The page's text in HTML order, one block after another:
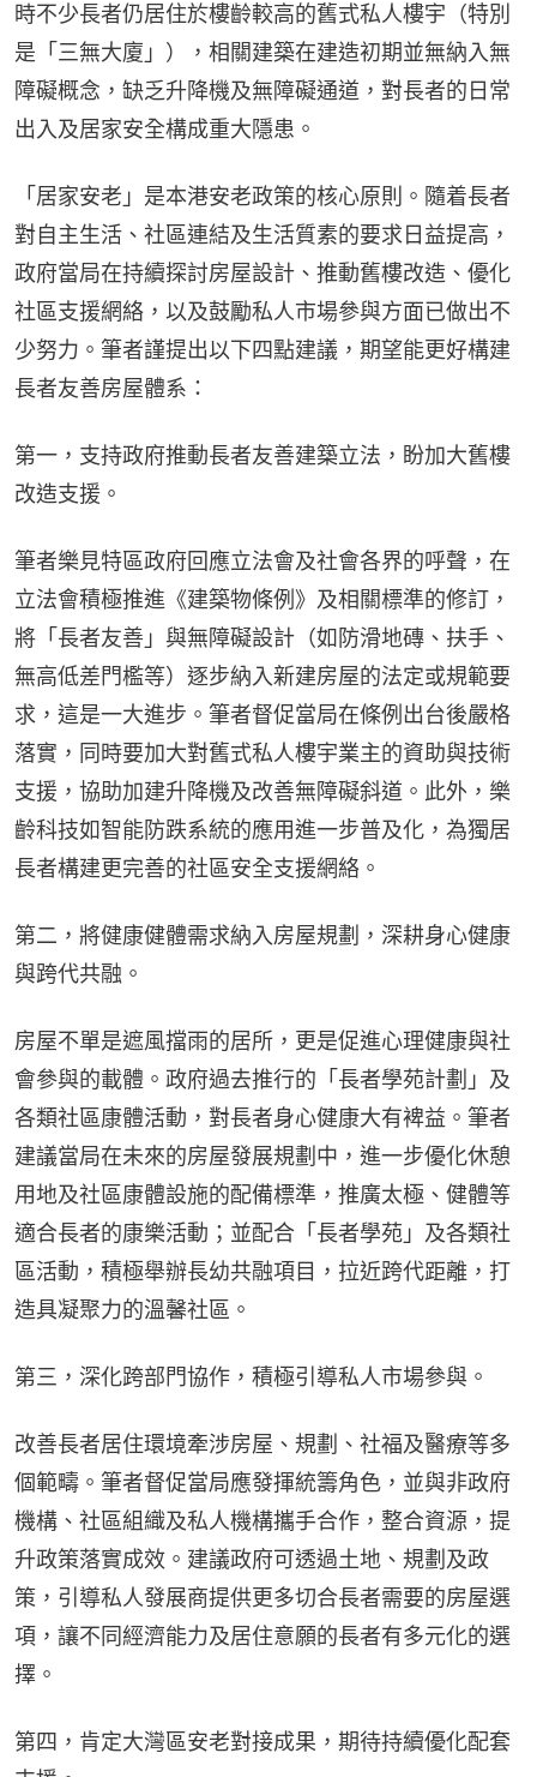
時不少長者仍居住於樓齡較高的舊式私人樓宇（特別
是「三無大廈」），相關建築在建造初期並無納入無
障礙概念，缺乏升降機及無障礙通道，對長者的日常
出入及居家安全構成重大隱患。
「居家安老」是本港安老政策的核心原則。隨着長者
對自主生活、社區連結及生活質素的要求日益提高，
政府當局在持續探討房屋設計、推動舊樓改造、優化
社區支援網絡，以及鼓勵私人市場參與方面已做出不
少努力。筆者謹提出以下四點建議，期望能更好構建
長者友善房屋體系：
第一，支持政府推動長者友善建築立法，盼加大舊樓
改造支援。
筆者樂見特區政府回應立法會及社會各界的呼聲，在
立法會積極推進《建築物條例》及相關標準的修訂，
將「長者友善」與無障礙設計（如防滑地磚、扶手、
無高低差門檻等）逐步納入新建房屋的法定或規範要
求，這是一大進步。筆者督促當局在條例出台後嚴格
落實，同時要加大對舊式私人樓宇業主的資助與技術
支援，協助加建升降機及改善無障礙斜道。此外，樂
齡科技如智能防跌系統的應用進一步普及化，為獨居
長者構建更完善的社區安全支援網絡。
第二，將健康健體需求納入房屋規劃，深耕身心健康
與跨代共融。
房屋不單是遮風擋雨的居所，更是促進心理健康與社
會參與的載體。政府過去推行的「長者學苑計劃」及
各類社區康體活動，對長者身心健康大有裨益。筆者
建議當局在未來的房屋發展規劃中，進一步優化休憩
用地及社區康體設施的配備標準，推廣太極、健體等
適合長者的康樂活動；並配合「長者學苑」及各類社
區活動，積極舉辦長幼共融項目，拉近跨代距離，打
造具凝聚力的溫馨社區。
第三，深化跨部門協作，積極引導私人市場參與。
改善長者居住環境牽涉房屋、規劃、社福及醫療等多
個範疇。筆者督促當局應發揮統籌角色，並與非政府
機構、社區組織及私人機構攜手合作，整合資源，提
升政策落實成效。建議政府可透過土地、規劃及政
策，引導私人發展商提供更多切合長者需要的房屋選
項，讓不同經濟能力及居住意願的長者有多元化的選
擇。
第四，肯定大灣區安老對接成果，期待持續優化配套